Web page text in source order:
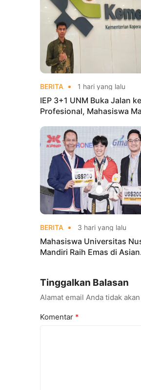
BERITA 1 hari yang lalu
IEP 3+1 UNM Buka Jalan
Profesional, Mahasiswa
BERITA 3 hari yang lalu
Mahasiswa Universitas
Mandiri Raih Emas di Asian
Tinggalkan Balasan
Alamat email Anda tidak
Komentar *